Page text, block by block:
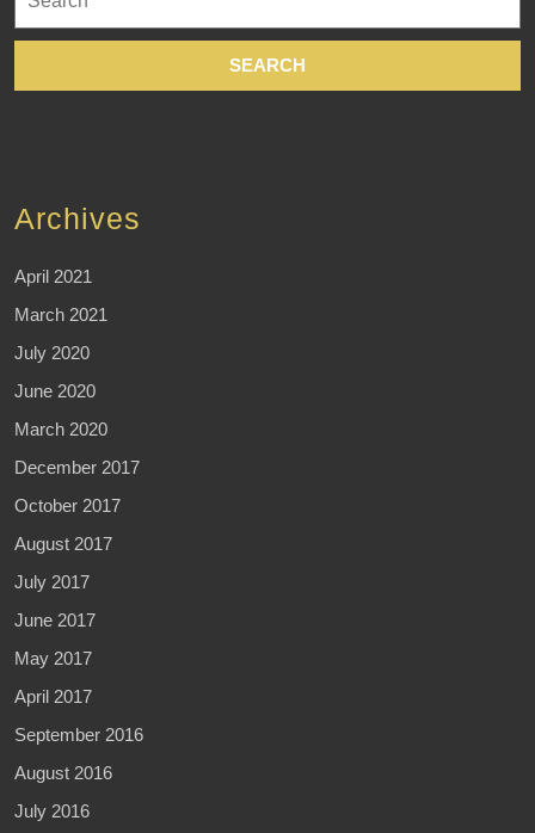
for:
Archives
April 2021
March 2021
July 2020
June 2020
March 2020
December 2017
October 2017
August 2017
July 2017
June 2017
May 2017
April 2017
September 2016
August 2016
July 2016